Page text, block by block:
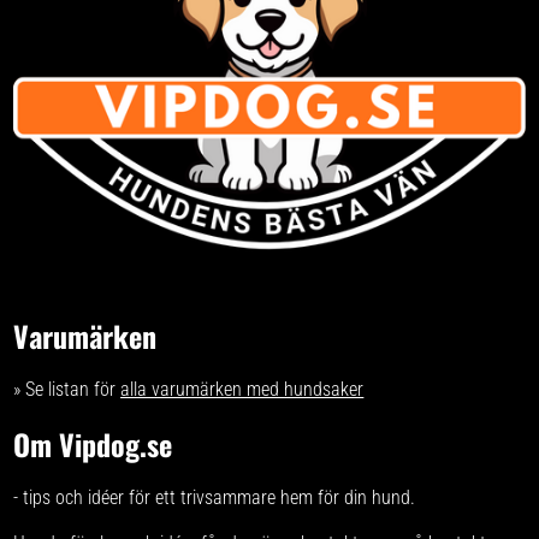
Varumärken
» Se listan föralla varumärken med hundsaker
Om Vipdog.se
- tips och idéer för ett trivsammare hem för din hund.